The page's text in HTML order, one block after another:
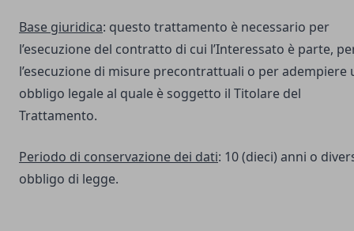
Base giuridica: questo trattamento è necessario per
l’esecuzione del contratto di cui l’Interessato è parte,
l’esecuzione di misure precontrattuali o per adempiere
obbligo legale al quale è soggetto il Titolare del
Trattamento.
Periodo di conservazione dei dati: 10 (dieci) anni o
obbligo di legge.